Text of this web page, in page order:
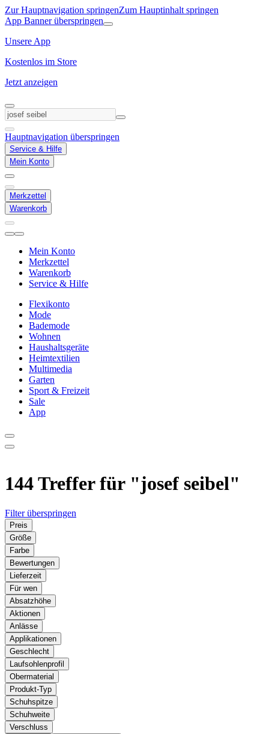
Zur Hauptnavigation springenZum Hauptinhalt springen
App Banner überspringen
Unsere App
Kostenlos im Store
Jetzt anzeigen
Hauptnavigation überspringen
Service & Hilfe
Mein Konto
Merkzettel
Warenkorb
Mein Konto
Merkzettel
Warenkorb
Service & Hilfe
Flexikonto
Mode
Bademode
Wohnen
Haushaltsgeräte
Heimtextilien
Multimedia
Garten
Sport & Freizeit
Sale
App
144 Treffer für "josef seibel"
Filter überspringen
Preis
Größe
Farbe
Bewertungen
Lieferzeit
Für wen
Absatzhöhe
Aktionen
Anlässe
Applikationen
Geschlecht
Laufsohlenprofil
Obermaterial
Produkt-Typ
Schuhspitze
Schuhweite
Verschluss